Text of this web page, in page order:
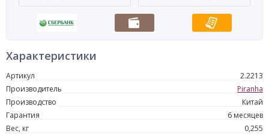
Характеристики
Артикул
2.2213
Производитель
Piranha
Производство
Китай
Гарантия
6 месяцев
Вес, кг
0,255